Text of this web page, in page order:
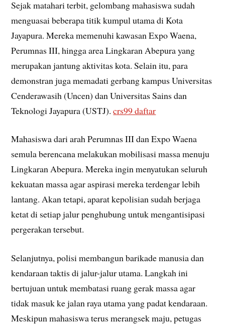
Sejak matahari terbit, gelombang mahasiswa sudah
menguasai beberapa titik kumpul utama di Kota
Jayapura. Mereka memenuhi kawasan Expo Waena,
Perumnas III, hingga area Lingkaran Abepura yang
merupakan jantung aktivitas kota. Selain itu, para
demonstran juga memadati gerbang kampus Universitas
Cenderawasih (Uncen) dan Universitas Sains dan
Teknologi Jayapura (USTJ).crs99 daftar
Mahasiswa dari arah Perumnas III dan Expo Waena
semula berencana melakukan mobilisasi massa menuju
Lingkaran Abepura. Mereka ingin menyatukan seluruh
kekuatan massa agar aspirasi mereka terdengar lebih
lantang. Akan tetapi, aparat kepolisian sudah berjaga
ketat di setiap jalur penghubung untuk mengantisipasi
pergerakan tersebut.
Selanjutnya, polisi membangun barikade manusia dan
kendaraan taktis di jalur-jalur utama. Langkah ini
bertujuan untuk membatasi ruang gerak massa agar
tidak masuk ke jalan raya utama yang padat kendaraan.
Meskipun mahasiswa terus merangsek maju, petugas